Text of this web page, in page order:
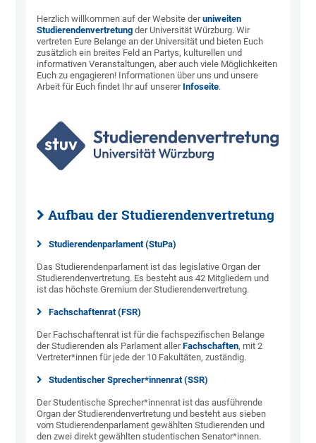
Herzlich willkommen auf der Website deruniweiten
Studierendenvertretung der Universität Würzburg. Wir
vertreten Eure Belange an der Universität und bieten Euch
zusätzlich ein breites Feld an Partys, kulturellen und
informativen Veranstaltungen, aber auch viele Möglichkeiten
Euch zu engagieren! Informationen über uns und unsere
Arbeit für Euch findet Ihr auf unserer Infoseite.
Aufbau der Studierendenvertretung
Studierendenparlament (StuPa)
Das Studierendenparlament ist das legislative Organ der
Studierendenvertretung. Es besteht aus 42 Mitgliedern und
ist das höchste Gremium der Studierendenvertretung.
Fachschaftenrat (FSR)
Der Fachschaftenrat ist für die fachspezifischen Belange
der Studierenden als Parlament allerFachschaften, mit 2
Vertreter*innen für jede der 10 Fakultäten, zuständig.
Studentischer Sprecher*innenrat (SSR)
Der Studentische Sprecher*innenrat ist das ausführende
Organ der Studierendenvertretung und besteht aus sieben
vom Studierendenparlament gewählten Studierenden und
den zwei direkt gewählten studentischen Senator*innen.